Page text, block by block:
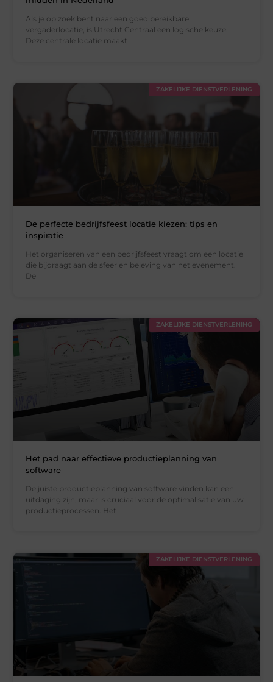
Als je op zoek bent naar een goed bereikbare
vergaderlocatie, is Utrecht Centraal een logische keuze.
Deze centrale locatie maakt
ZAKELIJKE DIENSTVERLENING
De perfecte bedrijfsfeest locatie kiezen: tips en
inspiratie
Het organiseren van een bedrijfsfeest vraagt om een locatie
die bijdraagt aan de sfeer en beleving van het evenement.
De
ZAKELIJKE DIENSTVERLENING
Het pad naar effectieve productieplanning van
software
De juiste productieplanning van software vinden kan een
uitdaging zijn, maar is cruciaal voor de optimalisatie van uw
productieprocessen. Het
ZAKELIJKE DIENSTVERLENING